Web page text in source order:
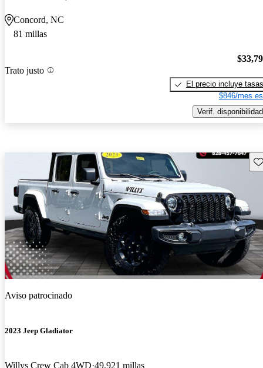
Concord, NC
81 millas
Trato justo
El precio incluye tasas
$846/mes
Verif. disponibilidad
Aviso patrocinado
2023 Jeep Gladiator
Willys Crew Cab 4WD 49,921 millas